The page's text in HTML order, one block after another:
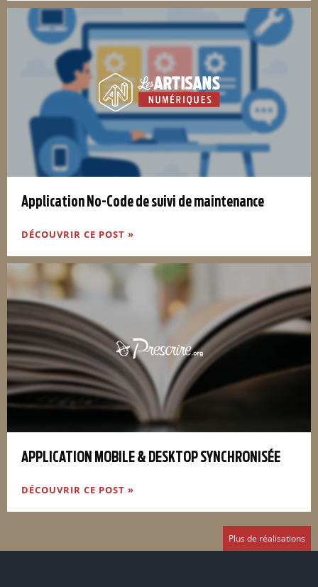
Application No-Code de suivi de maintenance
DÉCOUVRIR CE POST »
APPLICATION MOBILE & DESKTOP SYNCHRONISÉE
DÉCOUVRIR CE POST »
Plus de réalisations